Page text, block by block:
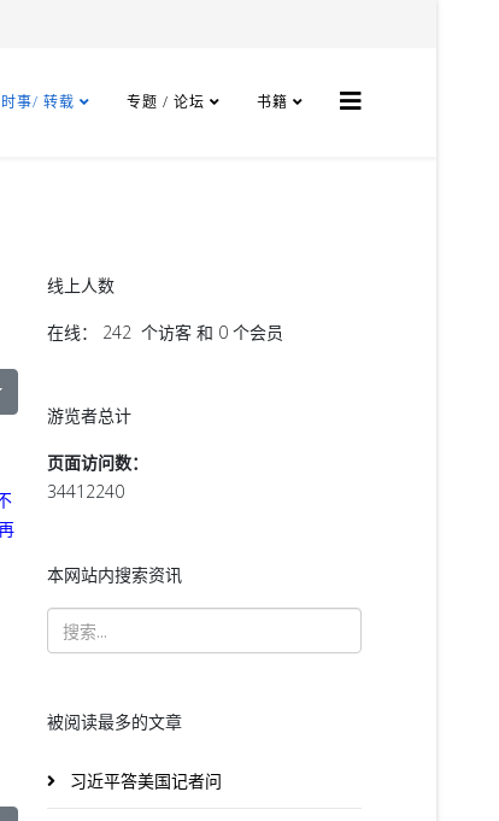
时事/ 转载 专题 / 论坛 书籍
线上人数
在线： 242 个访客 和 0 个会员
游览者总计
页面访问数：
34412240
本网站内搜索资讯
被阅读最多的文章
习近平答美国记者问